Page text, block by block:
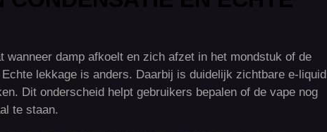
damp afkoelt en zich afzet in het mondstuk of de
lekkage is anders. Daarbij is duidelijk zichtbare e-liquid
Dit onderscheid helpt gebruikers bepalen of de vape nog
te staan.